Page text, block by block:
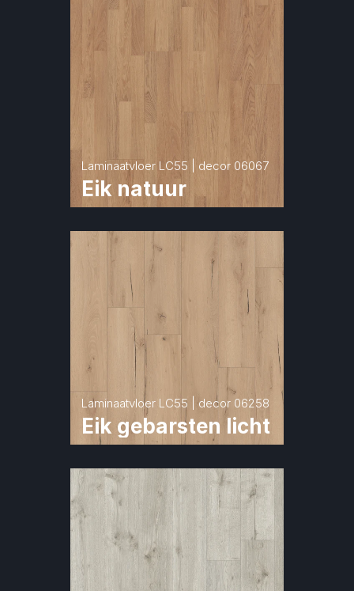
Laminaatvloer LC55 | decor 06067
Eik natuur
Laminaatvloer LC55 | decor 06258
Eik gebarsten licht